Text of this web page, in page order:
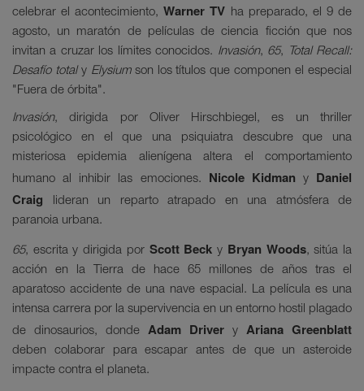
celebrar el acontecimiento,Warner TV ha preparado, el 9 de
agosto, un maratón de películas de ciencia ficción que nos
invitan a cruzar los límites conocidos. Invasión, 65,
Total Recall:
Desafío total y Elysium son los títulos que componen el especial
"Fuera de órbita".
Invasión, dirigida por Oliver Hirschbiegel, es un thriller
psicológico en el que una psiquiatra descubre que una
misteriosa epidemia alienígena altera el comportamiento
humano al inhibir las emociones. Nicole Kidman y Daniel
Craig
lideran un reparto atrapado en una atmósfera de
paranoia urbana.
65, escrita y dirigida por Scott Becky Bryan Woods, sitúa la
acción en la Tierra de hace 65 millones de años tras el
aparatoso accidente de una nave espacial. La película es una
intensa carrera por la supervivencia en un entorno hostil plagado
de dinosaurios, donde Adam Driver y Ariana Greenblatt
deben colaborar para escapar antes de que un asteroide
impacte contra el planeta.